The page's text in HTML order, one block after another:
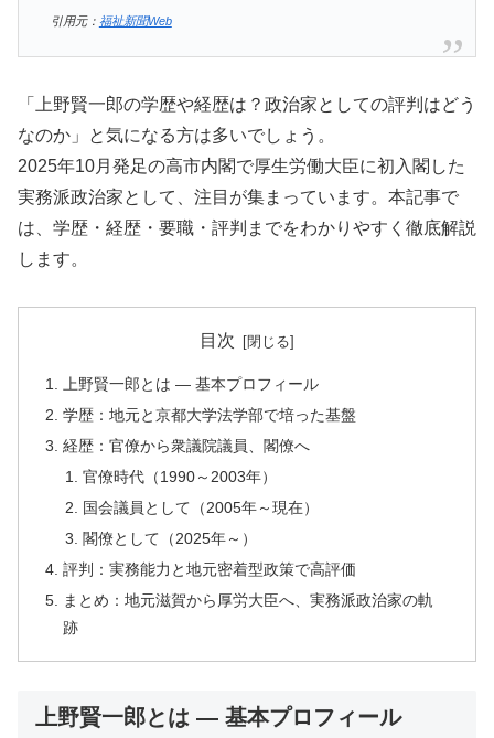
引用元： 福祉新聞Web
「上野賢一郎の学歴や経歴は？政治家としての評判はどう
なのか」と気になる方は多いでしょう。
2025年10月発足の高市内閣で厚生労働大臣に初入閣した
実務派政治家として、注目が集まっています。本記事で
は、学歴・経歴・要職・評判までをわかりやすく徹底解説
します。
目次
上野賢一郎とは — 基本プロフィール
学歴：地元と京都大学法学部で培った基盤
経歴：官僚から衆議院議員、閣僚へ
官僚時代（1990～2003年）
国会議員として（2005年～現在）
閣僚として（2025年～）
評判：実務能力と地元密着型政策で高評価
まとめ：地元滋賀から厚労大臣へ、実務派政治家の軌
跡
上野賢一郎とは — 基本プロフィール